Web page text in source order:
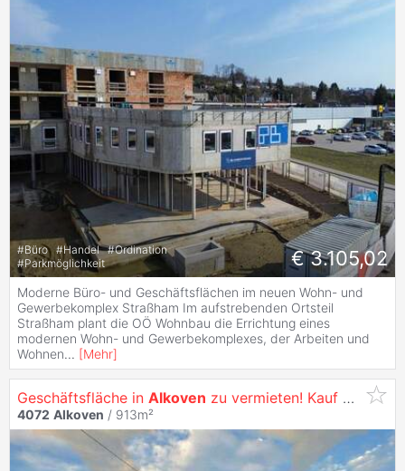
#Büro #Handel #Ordination
#Parkmöglichkeit € 3.105,02
Moderne Büro- und Geschäftsflächen im neuen Wohn- und
Gewerbekomplex Straßham Im aufstrebenden Ortsteil
Straßham plant die OÖ Wohnbau die Errichtung eines
modernen Wohn- und Gewerbekomplexes, der Arbeiten und
Wohnen... [Mehr]
Geschäftsfläche in Alkoven zu vermieten! Kauf Superädifikat möglich
4072 Alkoven / 913m²